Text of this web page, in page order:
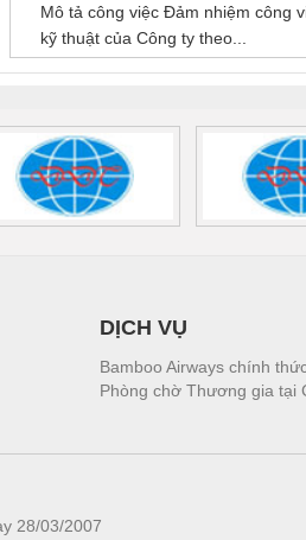
(2502520000)
(7791400879)2. Giá
Mô tả công việc Đảm nhiệm công
kỹ thuật của Công ty theo...
DỊCH VỤ
Bamboo Airways chính
Phòng chờ Thương gia tại
28/03/2007